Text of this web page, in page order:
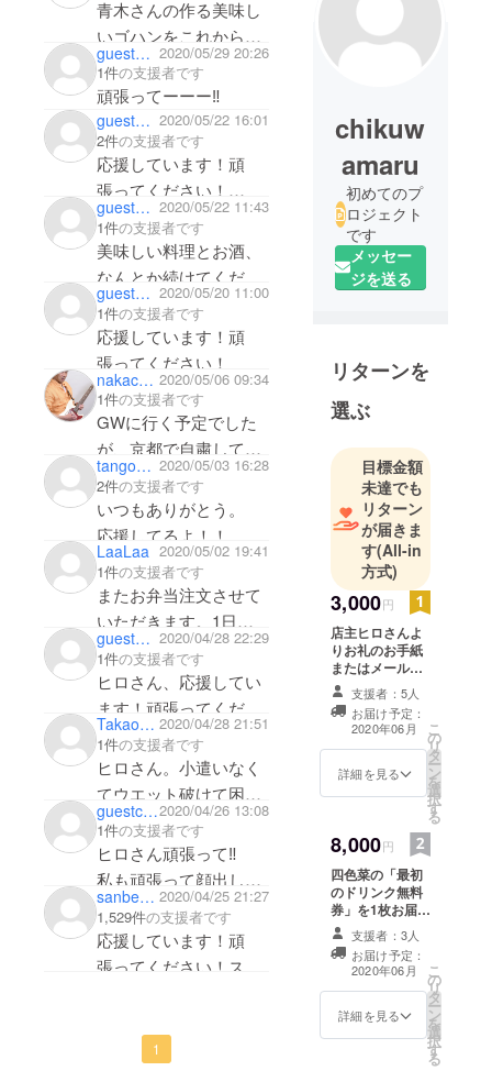
青木さんの作る美味し
いゴハンをこれからも
食べ続けたいです！応
援しています！頑張っ
てください！まゆみ
guest8235118f8dd4 2020/05/29 20:26
1件の支援者です
頑張ってーーー‼️
guestea7077ee7264 2020/05/22 16:01
2件の支援者です
応援しています！頑
張ってください！
でも頑張り過ぎないで
ください！
guest8dba5b99a0d4 2020/05/22 11:43
1件の支援者です
美味しい料理とお酒、
なんとか続けてくださ
い。 guestbe538d317954 2020/05/20 11:00
1件の支援者です
応援しています！頑
張ってください！
nakachan1884 2020/05/06 09:34
1件の支援者です
GWに行く予定でした
が、京都で自粛してま
す！
夏休みにでも遊びに行
ければと思ってます。
ですので、ヒロさんも
頑張って下さい！
tangomio 2020/05/03 16:28
2件の支援者です
いつもありがとう。
応援してるよ！！
LaaLaa 2020/05/02 19:41
1件の支援者です
またお弁当注文させて
いただきます。1日も
早くお店で飲める日が
戻ってきますように。
guest5bd104cafab4 2020/04/28 22:29
1件の支援者です
ヒロさん、応援してい
ます！頑張ってくださ
い！帰ったらまた美味
しい酒と肴を楽しませ
ていただきます。
Takao lnoue 2020/04/28 21:51
1件の支援者です
ヒロさん。小遣いなく
てウエット破けて困っ
てたとき、ウエットも
らったの感謝してま
す。忙しくて周年時も
顔だせなかったけど、
落ち着いたら顔出しま
す。微力ながらの協力
ですが頑張ってくださ
guestcb8c8f65bad42020/04/26 13:08
1件の支援者です
ヒロさん頑張って‼️
私も頑張って顔出しま
すね🍺sanbenyeye 2020/04/25 21:27
1,529件の支援者です
応援しています！頑
張ってください！スー
1
chikuw
amaru
初めてのプ
ロジェクト
です
メッセー
ジを送る
リターンを
選ぶ
目標金額
未達でも
リターン
が届きま
す(All-in
方式)
3,000円
店主ヒロさんよ
りお礼のお手紙
またはメールを
送らせていただ
きます。 「リ
ターン不要」と
いう方はこちら
をご選択くださ
い。 価格は3000
支援者：5人
お届け予定：
2020年06月
詳細を見る
こ
の
リ
タ
ー
ン
を
選
択
す
る
8,000円
四色菜の「最初
のドリンク無料
券」を1枚お届け
いたします。
「最初のドリン
ク無料券」は一
回のご来店につ
き、 おひとり様
一枚のご利用と
支援者：3人
お届け予定：
2020年06月
詳細を見る
こ
の
リ
タ
ー
ン
を
選
択
す
る